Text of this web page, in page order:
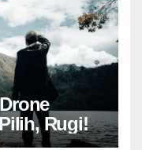
Rugi!